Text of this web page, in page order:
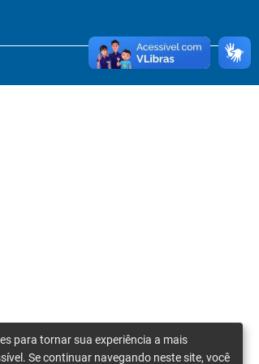
para tornar sua experiência a mais
Se continuar navegando neste site, você